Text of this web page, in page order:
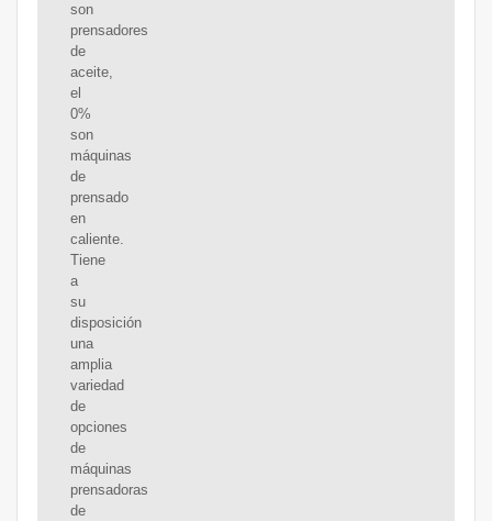
son
prensadores
de
aceite,
el
0%
son
máquinas
de
prensado
en
caliente.
Tiene
a
su
disposición
una
amplia
variedad
de
opciones
de
máquinas
prensadoras
de